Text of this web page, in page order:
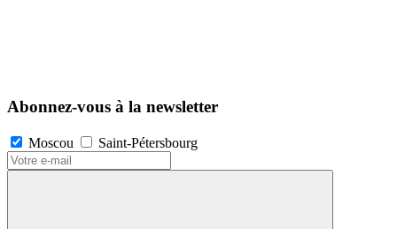
Abonnez-vous à la newsletter
Moscou Saint-Pétersbourg